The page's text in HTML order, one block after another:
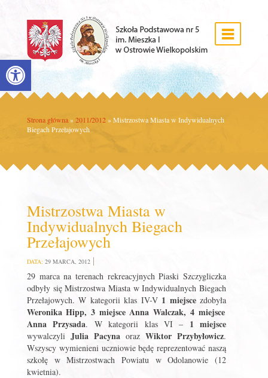
Open toolbar
Strona główna » 2011/2012 »Mistrzostwa Miasta w Indywidualnych
Biegach Przełajowych
Mistrzostwa Miasta w
Indywidualnych Biegach
Przełajowych
DATA: 29 MARCA, 2012
29 marca na terenach rekreacyjnych Piaski Szczygliczka
odbyły się Mistrzostwa Miasta w Indywidualnych Biegach
Przełajowych. W kategorii klas IV-V 1 miejscezdobyła
Weronika Hipp, 3 miejsce Anna Walczak, 4 miejsce
Anna Przysada. W kategorii klas VI – 1 miejsce
wywalczyliJulia PacynaorazWiktor Przybyłowicz.
Wszyscy wymienieni uczniowie będę reprezentować naszą
szkołę w Mistrzostwach Powiatu w Odolanowie (12
kwietnia).